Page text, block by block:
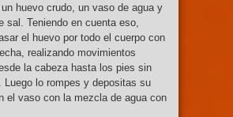
huevo crudo, un vaso de agua y
sal. Teniendo en cuenta eso,
el huevo por todo el cuerpo con
realizando movimientos
la cabeza hasta los pies sin
Luego lo rompes y depositas su
el vaso con la mezcla de agua con